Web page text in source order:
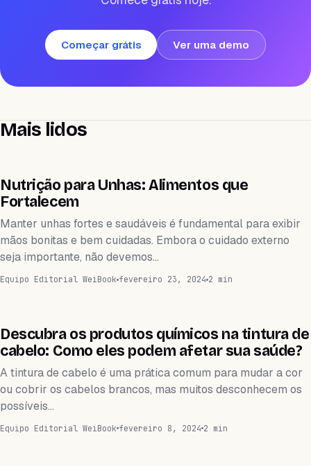
Começar grátis Ver uma demo
Mais lidos
WEIHEALTH
Nutrição para Unhas: Alimentos que
Fortalecem
Manter unhas fortes e saudáveis é fundamental para exibir
mãos bonitas e bem cuidadas. Embora o cuidado externo
seja importante, não devemos…
Equipo Editorial WeiBook fevereiro 23, 2024 2 min
WEIHEALTH
Descubra os produtos químicos na tintura de
cabelo: Como eles podem afetar sua saúde?
A tintura de cabelo é uma prática comum para mudar a cor
ou cobrir os cabelos brancos, mas muitos desconhecem os
possíveis…
Equipo Editorial WeiBook fevereiro 8, 2024 2 min